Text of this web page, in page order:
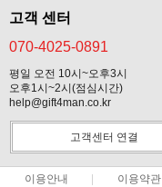
고객 센터
070-4025-0891
평일 오전 10시~오후3시
오후1시~2시(점심시간)
help@gift4man.co.kr
고객센터 연결
이용안내 이용약관